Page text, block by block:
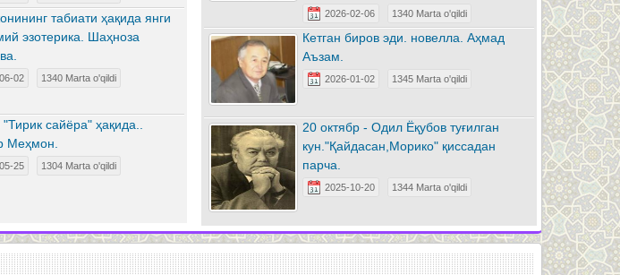
табиати ҳақида янги
эзотерика. Шаҳноза
02 1340 Marta o'qildi
сайёра" ҳақида..
Меҳмон.
25 1304 Marta o'qildi
2026-02-06 1340 Marta o'qildi
Кетган биров эди. новелла. Аҳмад
Аъзам.
2026-01-02 1345 Marta o'qildi
20 октябр - Одил Ёқубов туғилган
кун."Қайдасан,Морико" қиссадан
парча.
2025-10-20 1344 Marta o'qildi